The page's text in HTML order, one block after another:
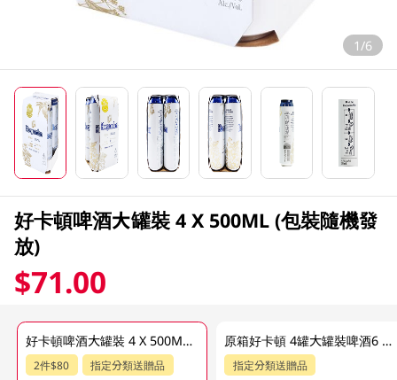
1/6
好卡頓啤酒大罐裝 4 X 500ML (包裝隨機發
放)
$71.00
好卡頓啤酒大罐裝 4 X 500ML (包裝隨機發放)
2件$80 指定分類送贈品
原箱好卡頓 4罐大罐裝啤酒6 X 500 ML
指定分類送贈品